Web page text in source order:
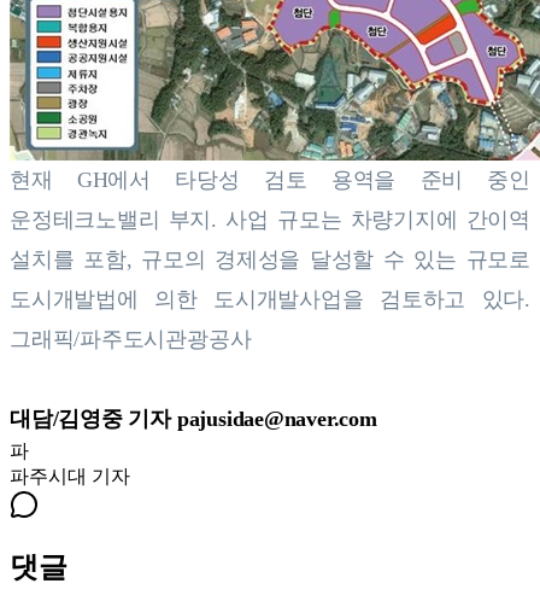
현재 GH에서 타당성 검토 용역을 준비 중인
운정테크노밸리 부지. 사업 규모는 차량기지에 간이역
설치를 포함, 규모의 경제성을 달성할 수 있는 규모로
도시개발법에 의한 도시개발사업을 검토하고 있다.
그래픽/파주도시관광공사
대담/김영중 기자 pajusidae@naver.com
파
파주시대 기자
댓글